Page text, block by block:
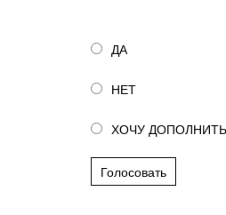
ДА
НЕТ
ХОЧУ ДОПОЛНИТЬ
Голосовать